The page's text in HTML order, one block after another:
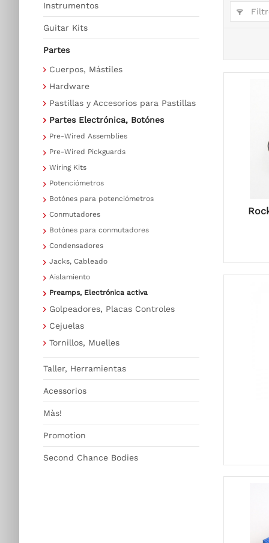
Instrumentos
Guitar Kits
Partes
Cuerpos, Mástiles
Hardware
Pastillas y Accesorios para Pastillas
Partes Electrónica, Botónes
Pre-Wired Assemblies
Pre-Wired Pickguards
Wiring Kits
Potenciómetros
Botónes para potenciómetros
Conmutadores
Botónes para conmutadores
Condensadores
Jacks, Cableado
Aislamiento
Preamps, Electrónica activa
Golpeadores, Placas Controles
Cejuelas
Tornillos, Muelles
Taller, Herramientas
Acessorios
Màs!
Promotion
Second Chance Bodies